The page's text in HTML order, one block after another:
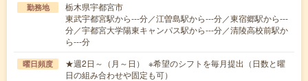
勤務地
栃木県宇都宮市
東武宇都宮駅から---分／江曽島駅から---分／東宿郷駅から---
分／宇都宮大学陽東キャンパス駅から---分／清陵高校前駅か
ら---分
曜日頻度
★週2日～（月～日） ※希望のシフトを毎月提出（日数と曜
日の組み合わせや固定も可）